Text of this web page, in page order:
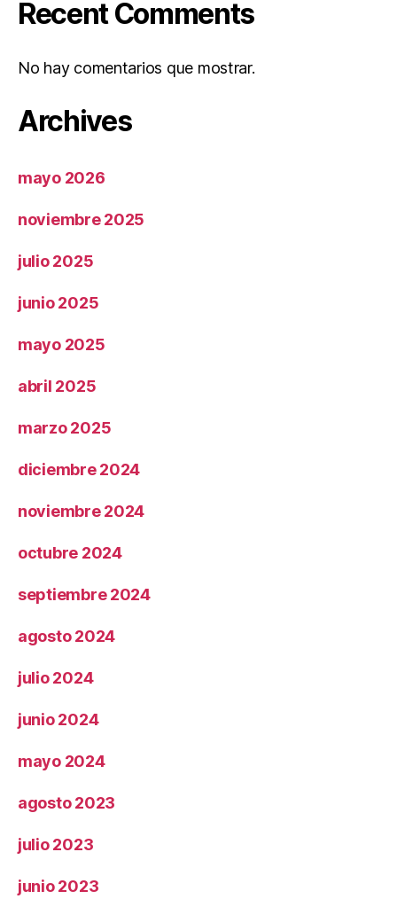
Recent Comments
No hay comentarios que mostrar.
Archives
mayo 2026
noviembre 2025
julio 2025
junio 2025
mayo 2025
abril 2025
marzo 2025
diciembre 2024
noviembre 2024
octubre 2024
septiembre 2024
agosto 2024
julio 2024
junio 2024
mayo 2024
agosto 2023
julio 2023
junio 2023